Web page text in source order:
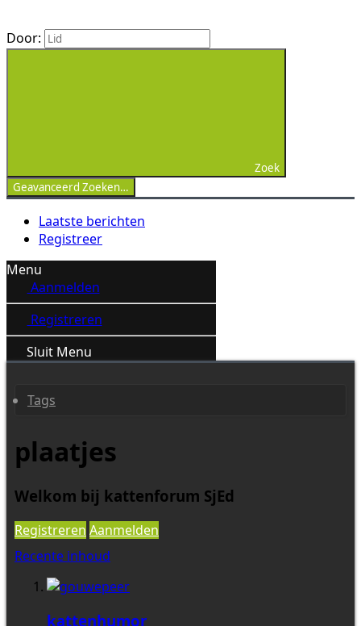
Door:
Zoek
Geavanceerd Zoeken…
Laatste berichten
Registreer
Menu
Aanmelden
Registreren
Sluit Menu
Tags
plaatjes
Welkom bij kattenforum SjEd
Registreren Aanmelden
Recente inhoud
kattenhumor